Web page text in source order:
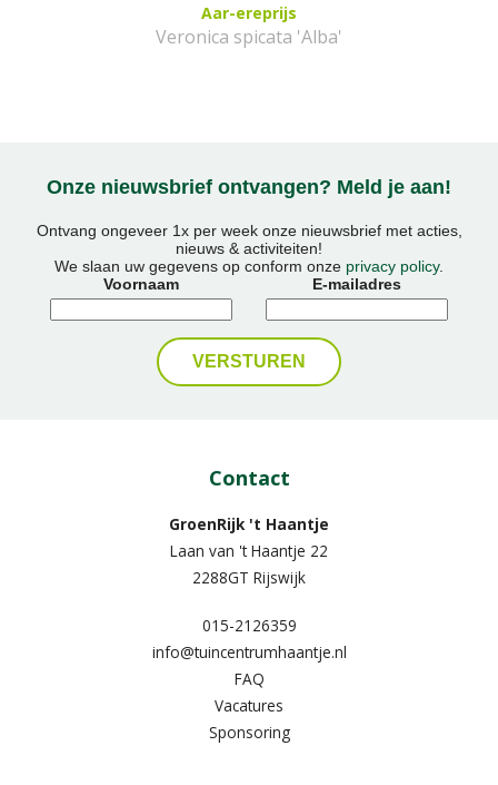
Aar-ereprijs
Veronica spicata 'Alba'
Onze nieuwsbrief ontvangen? Meld je aan!
Ontvang ongeveer 1x per week onze nieuwsbrief met acties,
nieuws & activiteiten!
We slaan uw gegevens op conform onze privacy policy.
Voornaam
E-mailadres
Contact
GroenRijk 't Haantje
Laan van 't Haantje 22
2288GT Rijswijk
015-2126359
info@tuincentrumhaantje.nl
FAQ
Vacatures
Sponsoring